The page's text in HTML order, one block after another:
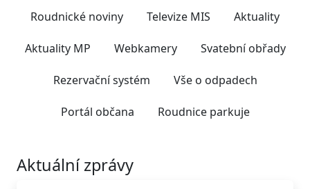
Roudnické noviny Televize MIS Aktuality
Aktuality MP Webkamery Svatební obřady
Rezervační systém Vše o odpadech
Portál občana Roudnice parkuje
Aktuální zprávy